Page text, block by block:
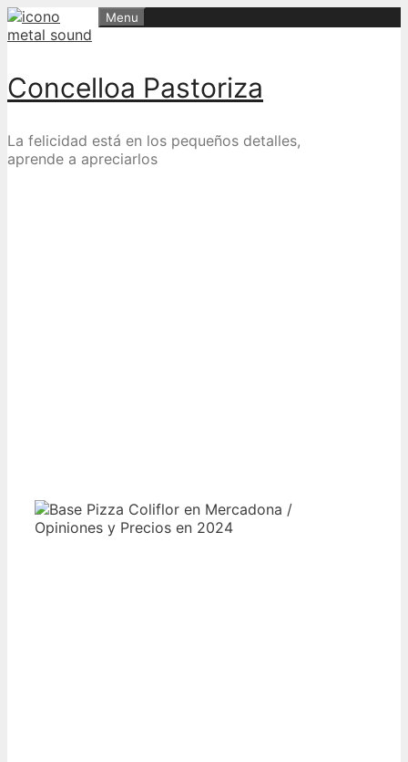
Skip
to
Concelloa Pastoriza
La felicidad está en los pequeños detalles,
aprende a apreciarlos
Menu